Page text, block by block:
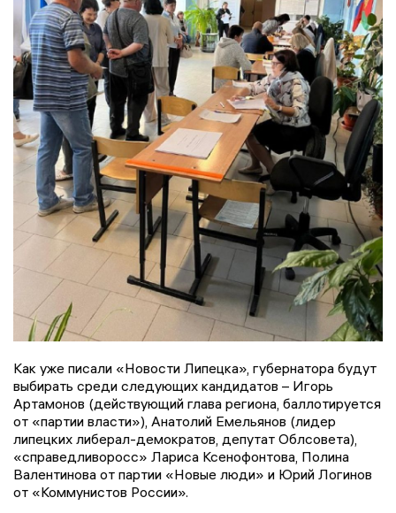
Как уже писали «Новости Липецка», губернатора будут
выбирать среди следующих кандидатов – Игорь
Артамонов (действующий глава региона, баллотируется
от «партии власти»), Анатолий Емельянов (лидер
липецких либерал-демократов, депутат Облсовета),
«справедливоросс» Лариса Ксенофонтова, Полина
Валентинова от партии «Новые люди» и Юрий Логинов
от «Коммунистов России».